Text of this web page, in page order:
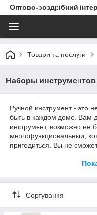
Оптово-роздрібний
Товари та послуги
Наборы инструментов
Ручной инструмент - это
быть в каждом доме. Вам
инструмент, возможно не
многофункциональный,
пригодиться. Вы не
вас нет набора гаечных
зажигания или смена
арсеналі набір
ситуацію, навіть при
Сортування